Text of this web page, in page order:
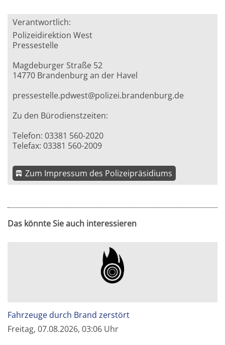
Verantwortlich:
Polizeidirektion West
Pressestelle
Magdeburger Straße 52
14770 Brandenburg an der Havel
pressestelle.pdwest@polizei.brandenburg.de
Zu den Bürodienstzeiten:
Telefon: 03381 560-2020
Telefax: 03381 560-2009
Zum Impressum des Polizeipräsidiums
Das könnte Sie auch interessieren
Fahrzeuge durch Brand zerstört
Freitag, 07.08.2026, 03:06 Uhr